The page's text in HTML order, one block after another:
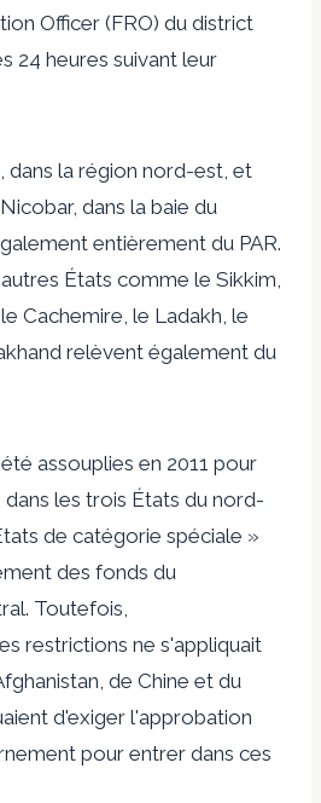
Officer (FRO) du district
24 heures suivant leur
dans la région nord-est, et
dans la baie du
entièrement du PAR.
États comme le Sikkim,
Cachemire, le Ladakh, le
relèvent également du
assouplies en 2011 pour
les trois États du nord-
de catégorie spéciale »
des fonds du
Toutefois,
restrictions ne s'appliquait
de Chine et du
d'exiger l'approbation
pour entrer dans ces